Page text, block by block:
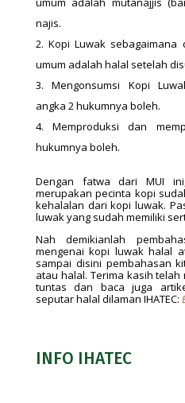
najis.
Kopi Luwak sebagaimana
umum adalah halal setelah
Mengonsumsi Kopi
angka 2 hukumnya boleh.
Memproduksi dan
hukumnya boleh.
Dengan fatwa dari MUI
merupakan pecinta kopi
kehalalan dari kopi luwak.
luwak yang sudah memiliki
Nah demikianlah
mengenai kopi luwak halal
sampai disini pembahasan
atau halal. Terima kasih
tuntas dan baca juga
seputar halal dilaman IHATEC:
INFO IHATEC